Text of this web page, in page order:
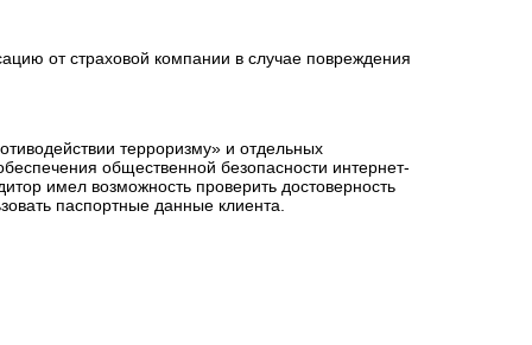
от страховой компании в случае повреждения
терроризму» и отдельных
общественной безопасности интернет-
имел возможность проверить достоверность
паспортные данные клиента.